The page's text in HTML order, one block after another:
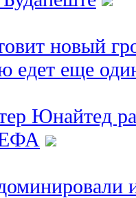
новый
едет еще
Юнайтед